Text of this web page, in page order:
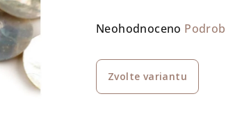
Průměrné
produktu
0,0
Neohodnoceno
Zvolte variantu